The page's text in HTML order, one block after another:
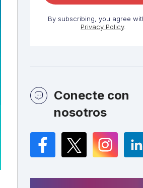
By subscribing, you agree
Privacy Policy.
Conecte con
nosotros
Facebook
Twitter